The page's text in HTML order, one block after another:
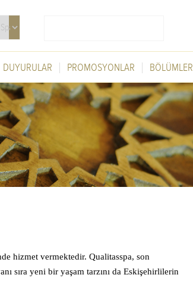
DUYURULAR PROMOSYONLAR BÖLÜMLER
hizmet vermektedir. Qualitasspa, son
sıra yeni bir yaşam tarzını da Eskişehirlilerin